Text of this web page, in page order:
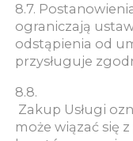
8.7.
ograniczają
odstąpienia od
przysługuje
8.8.
Zakup Usługi
może wiązać się